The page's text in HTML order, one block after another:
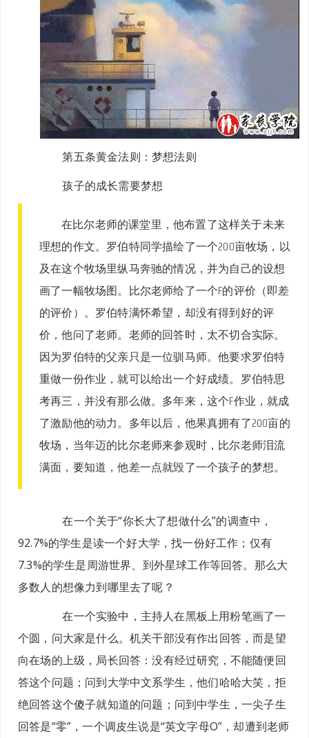
第五条黄金法则：梦想法则
孩子的成长需要梦想
在比尔老师的课堂里，他布置了这样关于未来
理想的作文。罗伯特同学描绘了一个200亩牧场，以
及在这个牧场里纵马奔驰的情况，并为自己的设想
画了一幅牧场图。比尔老师给了一个F的评价（即差
的评价）。罗伯特满怀希望，却没有得到好的评
价，他问了老师。老师的回答时，太不切合实际。
因为罗伯特的父亲只是一位驯马师。他要求罗伯特
重做一份作业，就可以给出一个好成绩。罗伯特思
考再三，并没有那么做。多年来，这个F作业，就成
了激励他的动力。多年以后，他果真拥有了200亩的
牧场，当年迈的比尔老师来参观时，比尔老师泪流
满面，要知道，他差一点就毁了一个孩子的梦想。
在一个关于“你长大了想做什么”的调查中，
92.7%的学生是读一个好大学，找一份好工作；仅有
7.3%的学生是周游世界、到外星球工作等回答。那么大
多数人的想像力到哪里去了呢？
在一个实验中，主持人在黑板上用粉笔画了一
个圆，问大家是什么。机关干部没有作出回答，而是望
向在场的上级，局长回答：没有经过研究，不能随便回
答这个问题；问到大学中文系学生，他们哈哈大笑，拒
绝回答这个傻子就知道的问题；问到中学生，一尖子生
回答是“零”，一个调皮生说是“英文字母O”，却遭到老师